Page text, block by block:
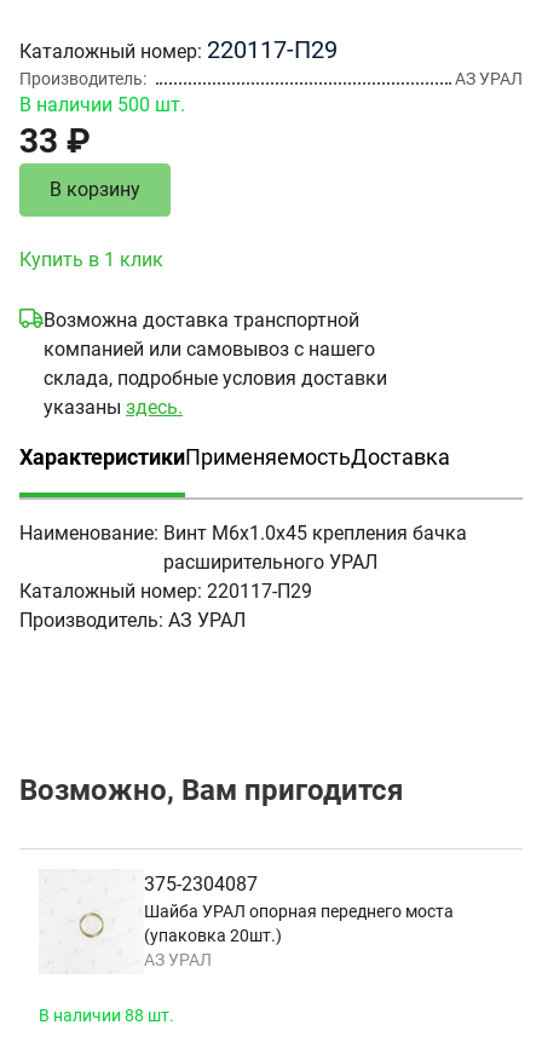
Каталожный номер 220117-П29
Производитель АЗ УРАЛ
В наличии 500 шт.
33 ₽
В корзину
Купить в 1 клик
Возможна доставка транспортной
компанией или самовывоз с нашего
склада, подробные условия доставки
указаны здесь.
Характеристики
(активная вкладка)
ПрименяемостьДоставка
Наименование: Винт М6х1.0х45 крепления бачка
расширительного УРАЛ
Каталожный номер: 220117-П29
Производитель: АЗ УРАЛ
Возможно, Вам пригодится
375-2304087
Шайба УРАЛ опорная переднего моста
(упаковка 20шт.)
АЗ УРАЛ
В наличии 88 шт.